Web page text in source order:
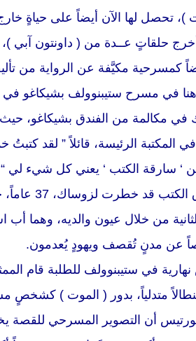
)، تحصل لها الآن أيضاً على حياةٍ
حلقاتٍ عــدة من ( داونتون آبي
كمسرحية مكيَّفة عن الرواية من
هنا في مسرح ستيبنوولف بشيكاغو في
مكالمة من الفندق بشيكاغو،
المكتبة الرئيسة، قائلاً ” لقد
‘ سارقة الكتب ‘ يعني كل شيء لي
قارئة نهِمة
من خلال عيون والديه، وهما أب
عن مدنٍ تُقصف ويهودٍ يُعدمون.
في ستيبنوولف للطلبة قام
متدلياً، بدور ( الموت )
كورتيس أن التصوير المسرحي للقصة